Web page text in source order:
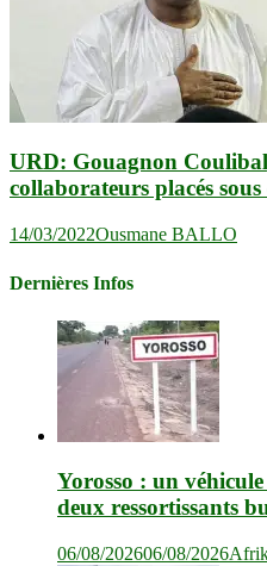
URD: Gouagnon
collaborateurs placés
14/03/2022Ousmane BALLO
Dernières Infos
Yorosso : un
deux ressortissants
06/08/202606/08/2026